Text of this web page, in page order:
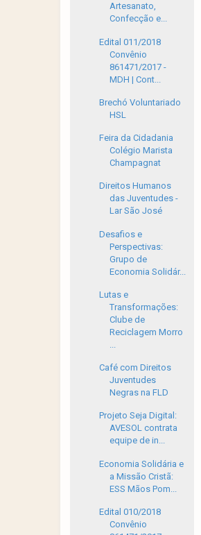
Artesanato,
Confecção e...
Edital 011/2018
Convênio
861471/2017 -
MDH | Cont...
Brechó Voluntariado
HSL
Feira da Cidadania
Colégio Marista
Champagnat
Direitos Humanos
das Juventudes -
Lar São José
Desafios e
Perspectivas:
Grupo de
Economia Solidár...
Lutas e
Transformações:
Clube de
Reciclagem Morro
Café com Direitos
Juventudes
Negras na FLD
Projeto Seja Digital:
AVESOL contrata
equipe de in...
Economia Solidária e
a Missão Cristã:
ESS Mãos Pom...
Edital 010/2018
Convênio